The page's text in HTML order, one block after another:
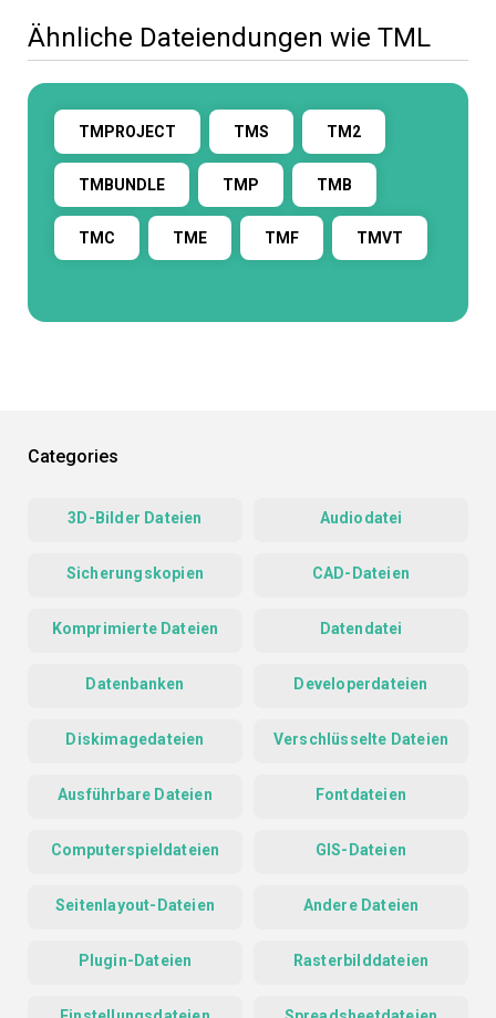
Ähnliche Dateiendungen wie TML
TMPROJECT TMS TM2
TMBUNDLE TMP TMB
TMC TME TMF TMVT
Categories
3D-Bilder Dateien Audiodatei
Sicherungskopien CAD-Dateien
Komprimierte Dateien Datendatei
Datenbanken Developerdateien
Diskimagedateien Verschlüsselte Dateien
Ausführbare Dateien Fontdateien
Computerspieldateien GIS-Dateien
Seitenlayout-Dateien Andere Dateien
Plugin-Dateien Rasterbilddateien